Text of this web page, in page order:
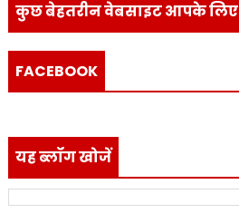
कुछ बेहतरीन वेबसाइट आपके लिए
FACEBOOK
यह ब्लॉग खोजें